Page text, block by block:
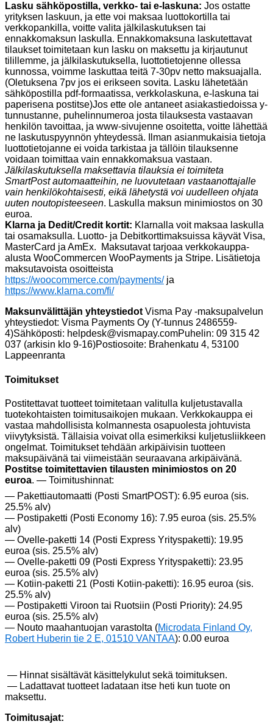
Lasku sähköpostilla, verkko- tai e-laskuna: Jos ostatte
yrityksen laskuun, ja ette voi maksaa luottokortilla tai
verkkopankilla, voitte valita jälkilaskutuksen tai
ennakkomaksun laskulla. Ennakkomaksuna laskutettavat
tilaukset toimitetaan kun lasku on maksettu ja kirjautunut
tilillemme, ja jälkilaskutuksella, luottotietojenne ollessa
kunnossa, voimme laskuttaa teitä 7-30pv netto maksuajalla.
(Oletuksena 7pv jos ei erikseen sovita. Lasku lähetetään
sähköpostilla pdf-formaatissa, verkkolaskuna, e-laskuna tai
paperisena postitse)Jos ette ole antaneet asiakastiedoissa y-
tunnustanne, puhelinnumeroa josta tilauksesta vastaavan
henkilön tavoittaa, ja www-sivujenne osoitetta, voitte lähettää
ne laskutuspyynnön yhteydessä. Ilman asianmukaisia tietoja
luottotietojanne ei voida tarkistaa ja tällöin tilauksenne
voidaan toimittaa vain ennakkomaksua vastaan.
Jälkilaskutuksella maksettavia tilauksia ei toimiteta
SmartPost automaatteihin, ne luovutetaan vastaanottajalle
vain henkilökohtaisesti, eikä lähetystä voi uudelleen ohjata
uuten noutopisteeseen. Laskulla maksun minimiostos on 30
euroa.
Klarna ja Dedit/Credit kortit: Klarnalla voit maksaa laskulla
tai osamaksulla. Luotto- ja Debitkorttimaksuissa käyvät Visa,
MasterCard ja AmEx. Maksutavat tarjoaa verkkokauppa-
alusta WooCommercen WooPayments ja Stripe. Lisätietoja
maksutavoista osoitteista
https://woocommerce.com/payments/ja
https://www.klarna.com/fi/
Maksunvälittäjän yhteystiedot Visma Pay -maksupalvelun
yhteystiedot: Visma Payments Oy (Y-tunnus 2486559-
4)Sähköposti: helpdesk@vismapay.comPuhelin: 09 315 42
037 (arkisin klo 9-16)Postiosoite: Brahenkatu 4, 53100
Lappeenranta
Toimitukset
Postitettavat tuotteet toimitetaan valitulla kuljetustavalla
tuotekohtaisten toimitusaikojen mukaan. Verkkokauppa ei
vastaa mahdollisista kolmannesta osapuolesta johtuvista
viivytyksistä. Tällaisia voivat olla esimerkiksi kuljetusliikkeen
ongelmat. Toimitukset tehdään arkipäivisin tuotteen
maksupäivänä tai viimeistään seuraavana arkipäivänä.
Postitse toimitettavien tilausten minimiostos on 20
euroa. — Toimitushinnat:
— Pakettiautomaatti (Posti SmartPOST): 6.95 euroa (sis.
25.5% alv)
— Postipaketti (Posti Economy 16): 7.95 euroa (sis. 25.5%
alv)
— Ovelle-paketti 14 (Posti Express Yrityspaketti): 19.95
euroa (sis. 25.5% alv)
— Ovelle-paketti 09 (Posti Express Yrityspaketti): 23.95
euroa (sis. 25.5% alv)
— Kotiin-paketti 21 (Posti Kotiin-paketti): 16.95 euroa (sis.
25.5% alv)
— Postipaketti Viroon tai Ruotsiin (Posti Priority): 24.95
euroa (sis. 25.5% alv)
— Nouto maahantuojan varastolta (Microdata Finland Oy,
Robert Huberin tie 2 E, 01510 VANTAA): 0.00 euroa
— Hinnat sisältävät käsittelykulut sekä toimituksen.
— Ladattavat tuotteet ladataan itse heti kun tuote on
maksettu.
Toimitusajat: